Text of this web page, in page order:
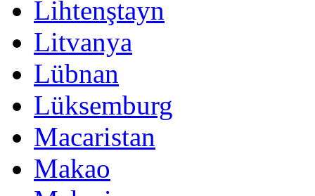
Lihtenştayn
Litvanya
Lübnan
Lüksemburg
Macaristan
Makao